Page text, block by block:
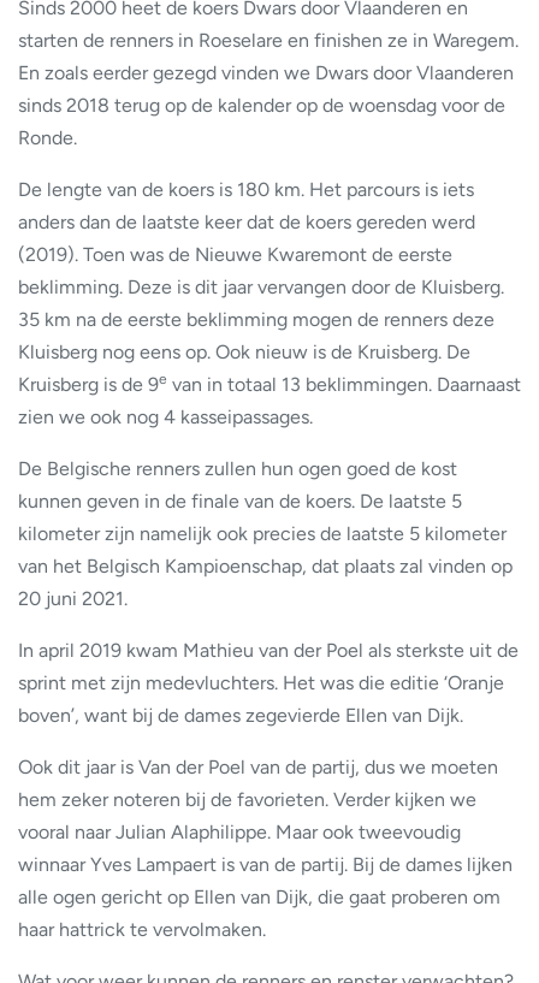
Sinds 2000 heet de koers Dwars door Vlaanderen en
starten de renners in Roeselare en finishen ze in Waregem.
En zoals eerder gezegd vinden we Dwars door Vlaanderen
sinds 2018 terug op de kalender op de woensdag voor de
Ronde.
De lengte van de koers is 180 km. Het parcours is iets
anders dan de laatste keer dat de koers gereden werd
(2019). Toen was de Nieuwe Kwaremont de eerste
beklimming. Deze is dit jaar vervangen door de Kluisberg.
35 km na de eerste beklimming mogen de renners deze
Kluisberg nog eens op. Ook nieuw is de Kruisberg. De
Kruisberg is de 9e van in totaal 13 beklimmingen. Daarnaast
zien we ook nog 4 kasseipassages.
De Belgische renners zullen hun ogen goed de kost
kunnen geven in de finale van de koers. De laatste 5
kilometer zijn namelijk ook precies de laatste 5 kilometer
van het Belgisch Kampioenschap, dat plaats zal vinden op
20 juni 2021.
In april 2019 kwam Mathieu van der Poel als sterkste uit de
sprint met zijn medevluchters. Het was die editie ‘Oranje
boven’, want bij de dames zegevierde Ellen van Dijk.
Ook dit jaar is Van der Poel van de partij, dus we moeten
hem zeker noteren bij de favorieten. Verder kijken we
vooral naar Julian Alaphilippe. Maar ook tweevoudig
winnaar Yves Lampaert is van de partij. Bij de dames lijken
alle ogen gericht op Ellen van Dijk, die gaat proberen om
haar hattrick te vervolmaken.